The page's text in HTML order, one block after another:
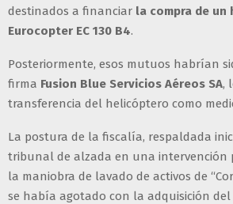
destinados a financiar la compra de
Eurocopter EC 130 B4.
Posteriormente, esos mutuos habrían
firma Fusion Blue Servicios Aéreos SA,
transferencia del helicóptero como
La postura de la fiscalía, respaldada
tribunal de alzada en una intervención
la maniobra de lavado de activos de
se había agotado con la adquisición